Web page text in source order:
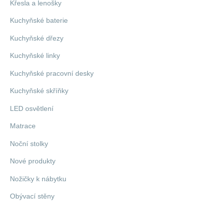
Křesla a lenošky
Kuchyňské baterie
Kuchyňské dřezy
Kuchyňské linky
Kuchyňské pracovní desky
Kuchyňské skříňky
LED osvětlení
Matrace
Noční stolky
Nové produkty
Nožičky k nábytku
Obývací stěny